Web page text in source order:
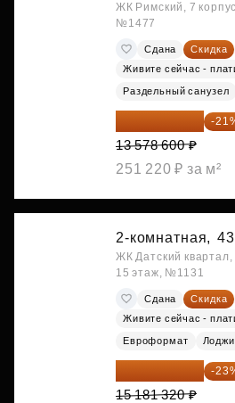
ЖК Римский, 7
№1477
Сдана Скидка
Живите сейчас -
Раздельный санузел
10 727 094 ₽ -
13 578 600 ₽
251 220 ₽ за м²
2-комнатная,
ЖК Датский квартал,
15 этаж, №1131
Сдана Скидка
Живите сейчас -
Евроформат
11 689 616 ₽ -
15 181 320 ₽